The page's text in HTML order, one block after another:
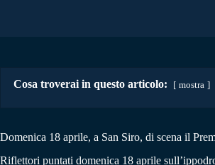
Cosa troverai in questo articolo: mostra
Domenica 18 aprile, a San Siro, di scena il
Riflettori puntati domenica 18 aprile